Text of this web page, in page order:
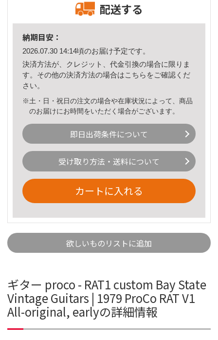
配送する
納期目安：
2026.07.30 14:14頃のお届け予定です。
決済方法が、クレジット、代金引換の場合に限りま
す。その他の決済方法の場合はこちら をご確認くだ
さい。
※土・日・祝日の注文の場合や在庫状況によって、商品
のお届けにお時間をいただく場合がございます。
即日出荷条件について
受け取り方法・送料について
カートに入れる
欲しいものリストに追加
ギター proco - RAT1 custom Bay State
Vintage Guitars | 1979 ProCo RAT V1
All-original, earlyの詳細情報